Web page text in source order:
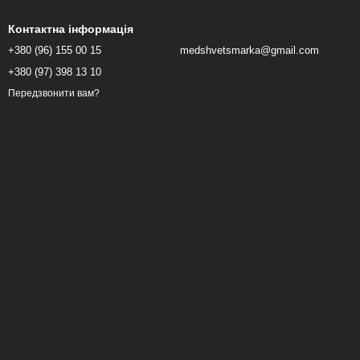
Контактна інформація
+380 (96) 155 00 15
+380 (97) 398 13 10
Передзвонити вам?
medshvetsmarka@gmail.com